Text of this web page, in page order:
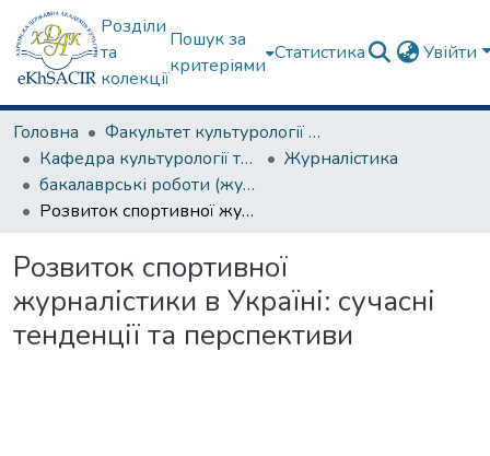
Розділи
та
колекції
Пошук за
критеріями
Статистика Увійти
Головна
Факультет культурології та соціальних комунікацій
Кафедра культурології та музеєзнавства
Журналістика
бакалаврські роботи (журналістика)
Розвиток спортивної журналістики в Україні: сучасні тенденції та перспективи
Розвиток спортивної
журналістики в Україні: сучасні
тенденції та перспективи